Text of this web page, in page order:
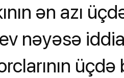
ən azı
nəyəsə